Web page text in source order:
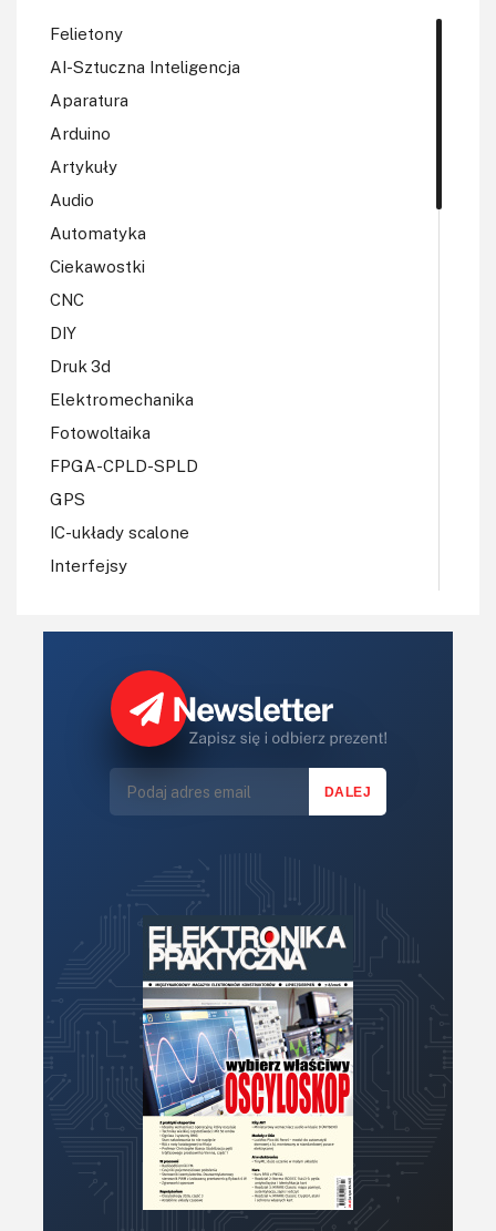
uwagi na pewne unikalne właściwości (w tym
Felietony
AI-Sztuczna Inteligencja
Aparatura
Arduino
Artykuły
Audio
Automatyka
Ciekawostki
CNC
DIY
Druk 3d
Elektromechanika
Fotowoltaika
FPGA-CPLD-SPLD
GPS
IC-układy scalone
Interfejsy
Konkursy
LED/LCD/OLED
Mechatronika
Mikrokontrolery (MCV,μC)
Optoelektronika
Podstawy elektroniki
Podzespoły bierne
Półprzewodniki
Pomiary i testy
Projektowanie